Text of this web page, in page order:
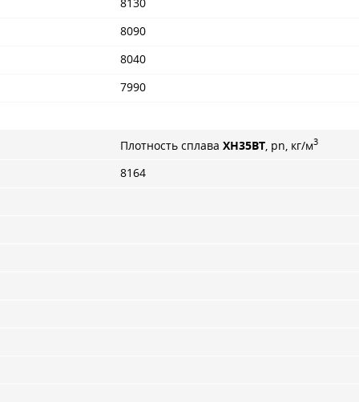
8090
8040
7990
Плотность сплава ХН35ВТ , pn, кг/м3
8164